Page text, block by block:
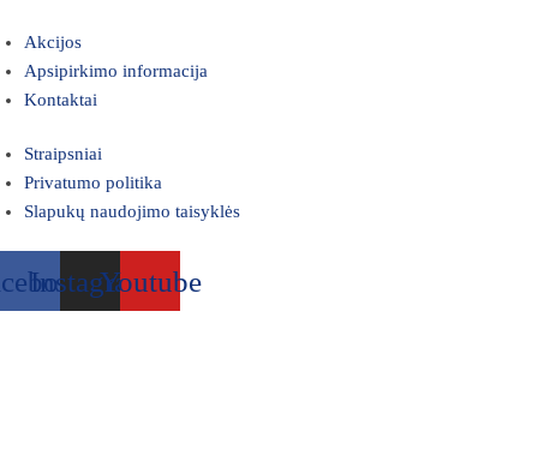
Akcijos
Apsipirkimo informacija
Kontaktai
Straipsniai
Privatumo politika
Slapukų naudojimo taisyklės
InstagramYoutube